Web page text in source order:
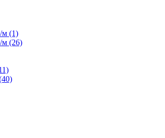
м (1)
м (26)